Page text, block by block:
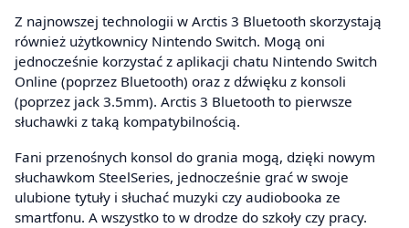
Z najnowszej technologii w Arctis 3 Bluetooth skorzystają
również użytkownicy Nintendo Switch. Mogą oni
jednocześnie korzystać z aplikacji chatu Nintendo Switch
Online (poprzez Bluetooth) oraz z dźwięku z konsoli
(poprzez jack 3.5mm). Arctis 3 Bluetooth to pierwsze
słuchawki z taką kompatybilnością.
Fani przenośnych konsol do grania mogą, dzięki nowym
słuchawkom SteelSeries, jednocześnie grać w swoje
ulubione tytuły i słuchać muzyki czy audiobooka ze
smartfonu. A wszystko to w drodze do szkoły czy pracy.